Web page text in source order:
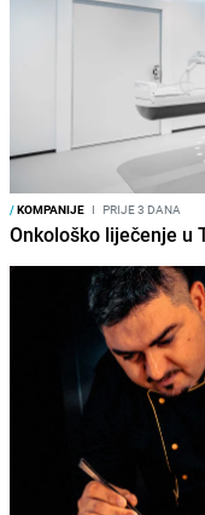
/KOMPANIJE I PRIJE 3 DANA
Onkološko liječenje u